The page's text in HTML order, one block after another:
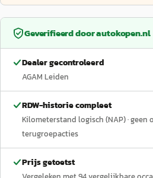
Geverifieerd doorautokopen.nl
Dealer gecontroleerd
AGAM Leiden
RDW-historie compleet
Kilometerstand logisch (NAP)· geen
terugroepacties
Prijs getoetst